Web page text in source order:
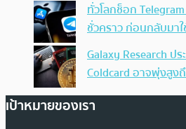
ทั่วโลกช็อก
ชั่วคราว ก่อนกลับมา
Galaxy Research ป
Coldcard อาจพุ่งสูง
เป้าหมายของเรา